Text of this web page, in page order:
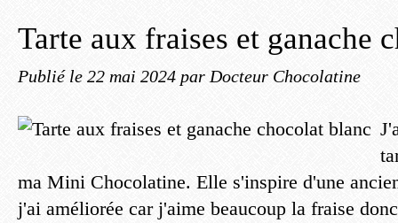
Tarte aux fraises et ganache
Publié le 22 mai 2024 par Docteur Chocolatine
ma Mini Chocolatine. Elle s'inspire d'une
j'ai améliorée car j'aime beaucoup la fraise